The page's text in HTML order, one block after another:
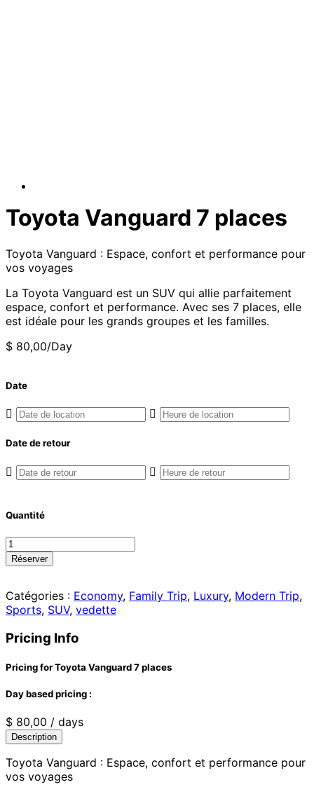
Toyota Vanguard 7 places
Toyota Vanguard : Espace, confort et performance pour
vos voyages
La Toyota Vanguard est un SUV qui allie parfaitement
espace, confort et performance. Avec ses 7 places, elle
est idéale pour les grands groupes et les familles.
$ 80,00/Day
Date
Date de retour
Quantité
Réserver
Catégories : Economy, Family Trip, Luxury, Modern Trip,
Sports, SUV, vedette
Pricing Info
Pricing for Toyota Vanguard 7 places
Day based pricing :
$ 80,00 / days
Description
Toyota Vanguard : Espace, confort et performance pour
vos voyages